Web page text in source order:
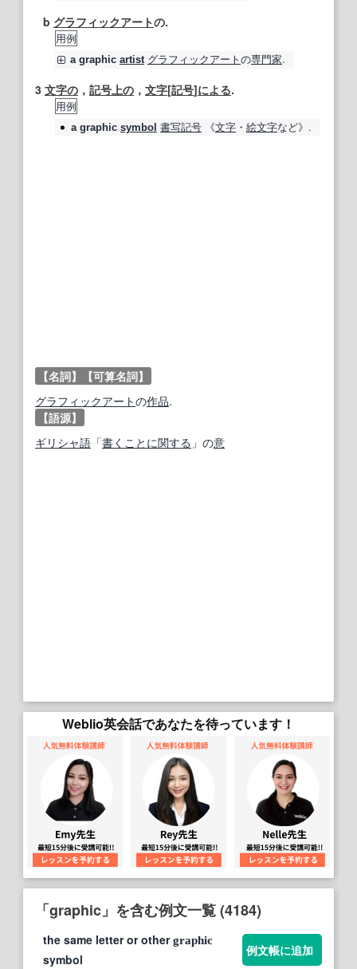
b グラフィックアートの.
用例
a graphic artist グラフィックアートの専門家.
3 文字の ， 記号上の ， 文字[記号]による.
用例
a graphic symbol 書写記号 《文字 ・ 絵文字など》.
【名詞】
【可算名詞】
グラフィックアートの作品.
【語源】
ギリシャ語 「書くこと に関する 」の意
Weblio英会話であなたを待っています！
「graphic」を含む例文一覧 (4184)
the same letter or othergraphic
symbol
例文帳に追加